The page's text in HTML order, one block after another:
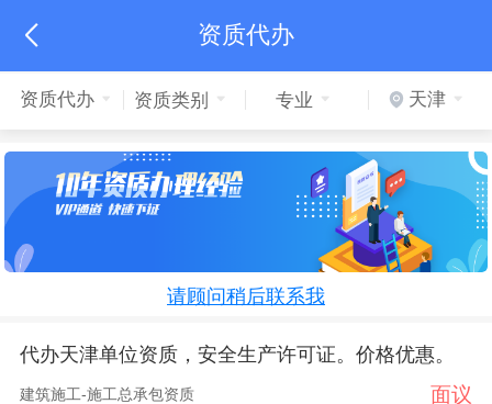
 资质代办
资质代办 资质类别 专业 天津
请顾问稍后联系我
代办天津单位资质，安全生产许可证。价格优惠。
建筑施工-施工总承包资质 面议